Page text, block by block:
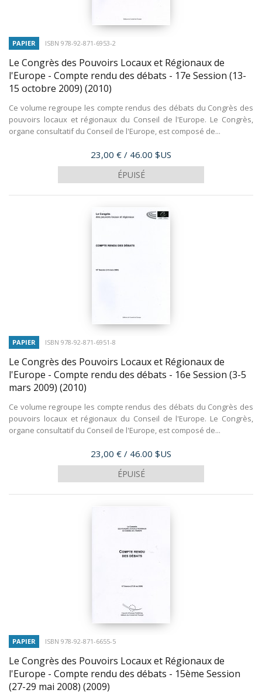
PAPIER ISBN 978-92-871-6953-2
Le Congrès des Pouvoirs Locaux et Régionaux de
l'Europe - Compte rendu des débats - 17e Session (13-
15 octobre 2009) (2010)
Ce volume regroupe les compte rendus des débats du Congrès des
pouvoirs locaux et régionaux du Conseil de l'Europe. Le Congrès,
organe consultatif du Conseil de l'Europe, est composé de...
Prix
23,00 € / 46.00 $US
ÉPUISÉ
PAPIER ISBN 978-92-871-6951-8
Le Congrès des Pouvoirs Locaux et Régionaux de
l'Europe - Compte rendu des débats - 16e Session (3-5
mars 2009) (2010)
Ce volume regroupe les compte rendus des débats du Congrès des
pouvoirs locaux et régionaux du Conseil de l'Europe. Le Congrès,
organe consultatif du Conseil de l'Europe, est composé de...
Prix
23,00 € / 46.00 $US
ÉPUISÉ
PAPIER ISBN 978-92-871-6655-5
Le Congrès des Pouvoirs Locaux et Régionaux de
l'Europe - Compte rendu des débats - 15ème Session
(27-29 mai 2008) (2009)